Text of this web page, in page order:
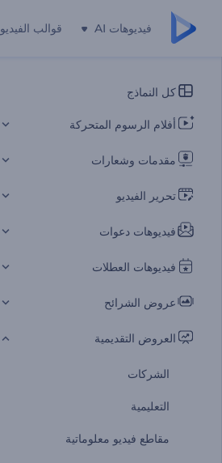
فيديوهات AI قوالب الفيديو
كل النماذج
أفلام الرسوم المتحركة
مقدمات وشعارات
تحرير الفيديو
فيديوهات دعوات
فيديوهات العطلات
عروض الشرائح
العروض التقديمية
الشركات
التعليمية
مقاطع فيديو معلوماتية